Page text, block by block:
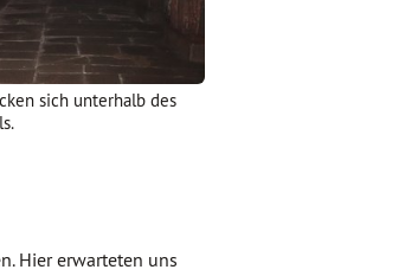
sich unterhalb des
Hier erwarteten uns